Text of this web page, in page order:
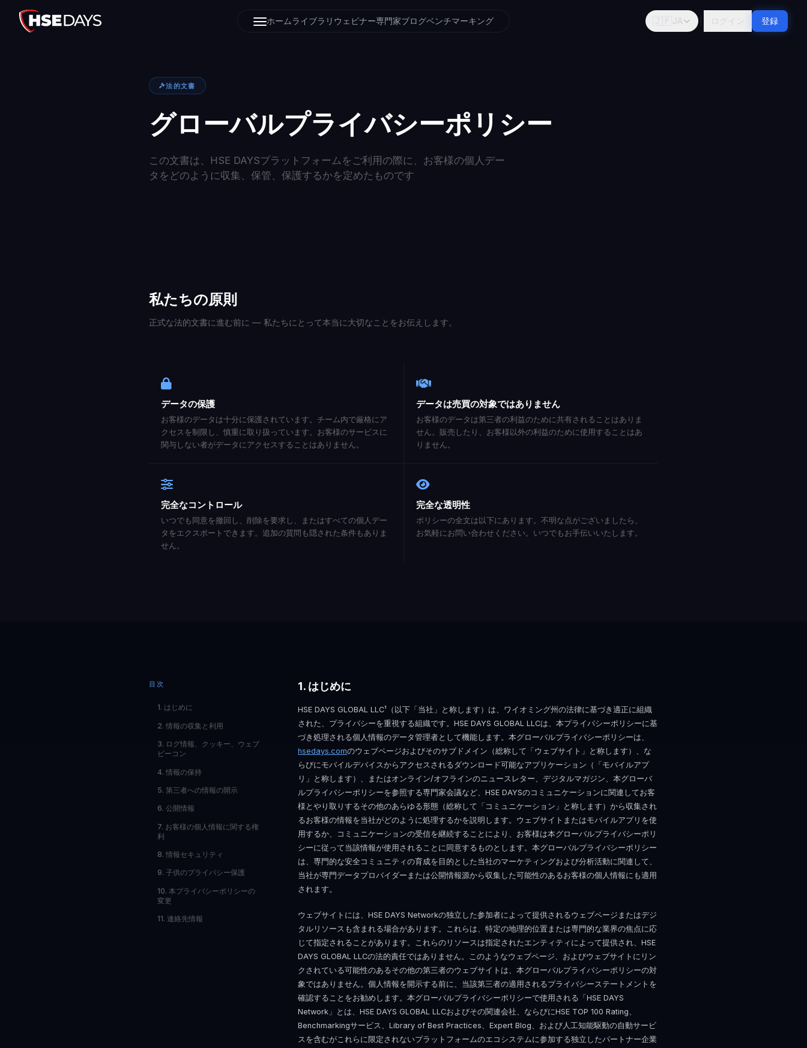
ホームライブラリ ウェビナー専門家ブログベンチマーキング 🇯🇵JA ログイン 登録
法的文書
グローバルプライバシーポリシー
この文書は、HSE DAYSプラットフォームをご利用の際に、お客様の個人デー
タをどのように収集、保管、保護するかを定めたものです
私たちの原則
正式な法的文書に進む前に — 私たちにとって本当に大切なことをお伝えします。
データの保護
お客様のデータは十分に保護されています。チーム内で厳格にア
クセスを制限し、慎重に取り扱っています。お客様のサービスに
関与しない者がデータにアクセスすることはありません。
データは売買の対象ではありません
お客様のデータは第三者の利益のために共有されることはありま
せん。販売したり、お客様以外の利益のために使用することはあ
りません。
完全なコントロール
いつでも同意を撤回し、削除を要求し、またはすべての個人デー
タをエクスポートできます。追加の質問も隠された条件もありま
せん。
完全な透明性
ポリシーの全文は以下にあります。不明な点がございましたら、
お気軽にお問い合わせください。いつでもお手伝いいたします。
目次
1. はじめに
2. 情報の収集と利用
3. ログ情報、クッキー、ウェブ
ビーコン
4. 情報の保持
5. 第三者への情報の開示
6. 公開情報
7. お客様の個人情報に関する権
利
8. 情報セキュリティ
9. 子供のプライバシー保護
10. 本プライバシーポリシーの
変更
11. 連絡先情報
1. はじめに
HSE DAYS GLOBAL LLC¹（以下「当社」と称します）は、ワイオミング州の法律に基づき適正に組織
された、プライバシーを重視する組織です。HSE DAYS GLOBAL LLCは、本プライバシーポリシーに基
づき処理される個人情報のデータ管理者として機能します。本グローバルプライバシーポリシーは、
hsedays.comのウェブページおよびそのサブドメイン（総称して「ウェブサイト」と称します）、な
らびにモバイルデバイスからアクセスされるダウンロード可能なアプリケーション（「モバイルアプ
リ」と称します）、またはオンライン/オフラインのニュースレター、デジタルマガジン、本グローバ
ルプライバシーポリシーを参照する専門家会議など、HSE DAYSのコミュニケーションに関連してお客
様とやり取りするその他のあらゆる形態（総称して「コミュニケーション」と称します）から収集され
るお客様の情報を当社がどのように処理するかを説明します。ウェブサイトまたはモバイルアプリを使
用するか、コミュニケーションの受信を継続することにより、お客様は本グローバルプライバシーポリ
シーに従って当該情報が使用されることに同意するものとします。本グローバルプライバシーポリシー
は、専門的な安全コミュニティの育成を目的とした当社のマーケティングおよび分析活動に関連して、
当社が専門データプロバイダーまたは公開情報源から収集した可能性のあるお客様の個人情報にも適用
されます。
ウェブサイトには、HSE DAYS Networkの独立した参加者によって提供されるウェブページまたはデジ
タルリソースも含まれる場合があります。これらは、特定の地理的位置または専門的な業界の焦点に応
じて指定されることがあります。これらのリソースは指定されたエンティティによって提供され、HSE
DAYS GLOBAL LLCの法的責任ではありません。このようなウェブページ、およびウェブサイトにリン
クされている可能性のあるその他の第三者のウェブサイトは、本グローバルプライバシーポリシーの対
象ではありません。個人情報を開示する前に、当該第三者の適用されるプライバシーステートメントを
確認することをお勧めします。本グローバルプライバシーポリシーで使用される「HSE DAYS
Network」とは、HSE DAYS GLOBAL LLCおよびその関連会社、ならびにHSE TOP 100 Rating、
Benchmarkingサービス、Library of Best Practices、Expert Blog、および人工知能駆動の自動サービ
スを含むがこれらに限定されないプラットフォームのエコシステムに参加する独立したパートナー企業